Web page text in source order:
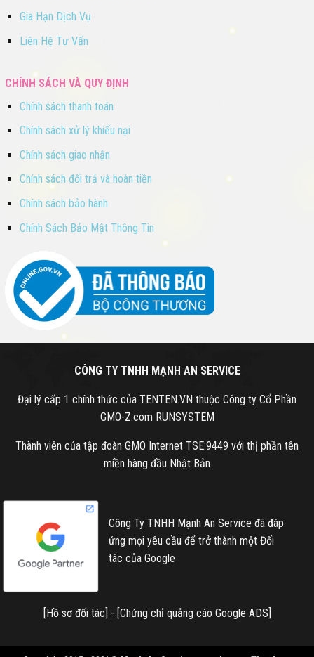
Gia Hạn Dịch Vụ
Liên Hệ Tư Vấn
CHÍNH SÁCH VÀ QUY ĐỊNH
Chính sách thanh toán
Chính sách xử lý khiếu nại
Chính sách giao nhận
Chính sách đổi trả và hoàn tiền
Chính sách bảo hành
Chính Sách Bảo Mật Thông Tin
CÔNG TY TNHH MẠNH AN SERVICE
Đại lý cấp 1 chính thức của TENTEN.VN thuộc Công ty Cổ Phần
GMO-Z.com RUNSYSTEM
Thành viên của tập đoàn GMO Internet TSE:9449 với thị phần tên
miền hàng đầu Nhật Bản
Công Ty TNHH Mạnh An Service đã đáp
ứng mọi yêu cầu để trở thành một Đối
tác của Google
[Hồ sơ đối tác] - [Chứng chỉ quảng cáo Google ADS]